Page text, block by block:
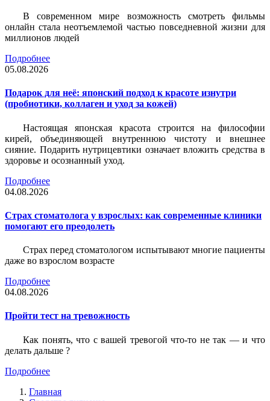
В современном мире возможность смотреть фильмы
онлайн стала неотъемлемой частью повседневной жизни для
миллионов людей
Подробнее
05.08.2026
Подарок для неё: японский подход к красоте изнутри
(пробиотики, коллаген и уход за кожей)
Настоящая японская красота строится на философии
кирей, объединяющей внутреннюю чистоту и внешнее
сияние. Подарить нутрицевтики означает вложить средства в
здоровье и осознанный уход.
Подробнее
04.08.2026
Страх стоматолога у взрослых: как современные клиники
помогают его преодолеть
Страх перед стоматологом испытывают многие пациенты
даже во взрослом возрасте
Подробнее
04.08.2026
Пройти тест на тревожность
Как понять, что с вашей тревогой что-то не так — и что
делать дальше ?
Подробнее
Главная